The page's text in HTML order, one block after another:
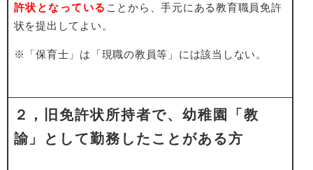
許状となっている ことから、手元にある教育職員免許
状を提出してよい。
※「保育士」は「現職の教員等」には該当しない。
２，旧免許状所持者で、 幼稚園「教
諭」として勤務したことがある方